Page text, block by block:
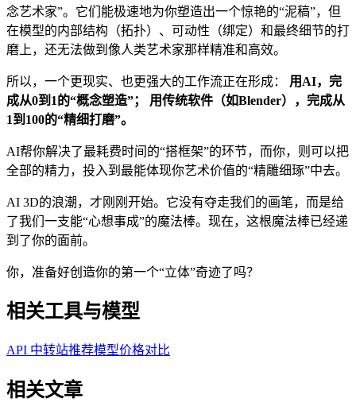
念艺术家”。它们能极速地为你塑造出一个惊艳的“泥稿”，但
在模型的内部结构（拓扑）、可动性（绑定）和最终细节的打
磨上，还无法做到像人类艺术家那样精准和高效。
所以，一个更现实、也更强大的工作流正在形成： 用AI，完
成从0到1的“概念塑造”；
用传统软件（如Blender），完成从
1到100的“精细打磨”。
AI帮你解决了最耗费时间的“搭框架”的环节，而你，则可以把
全部的精力，投入到最能体现你艺术价值的“精雕细琢”中去。
AI 3D的浪潮，才刚刚开始。它没有夺走我们的画笔，而是给
了我们一支能“心想事成”的魔法棒。现在，这根魔法棒已经递
到了你的面前。
你，准备好创造你的第一个“立体”奇迹了吗？
相关工具与模型
API 中转站推荐模型价格对比
相关文章